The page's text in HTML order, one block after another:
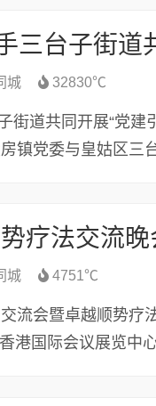
城 32830℃
街道共同开展“党
镇党委与皇姑区三
城 4751℃
流会暨卓越顺势疗
港国际会议展览中